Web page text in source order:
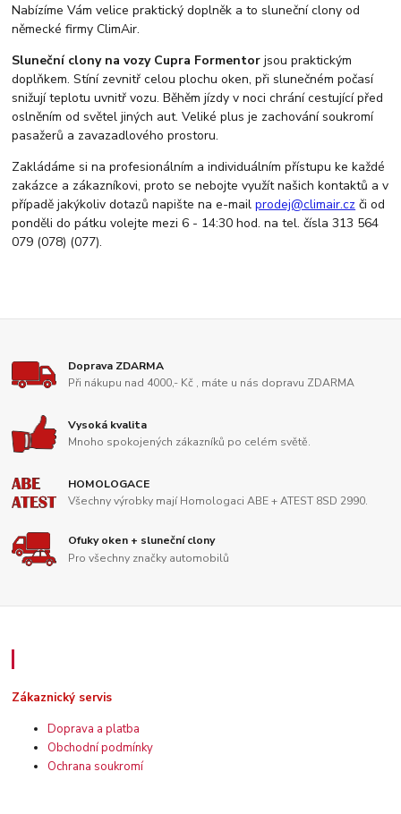
Nabízíme Vám velice praktický doplněk a to sluneční clony od
německé firmy ClimAir.
Sluneční clony na vozy Cupra Formentor jsou praktickým
doplňkem. Stíní zevnitř celou plochu oken, při slunečném počasí
snižují teplotu uvnitř vozu. Běhěm jízdy v noci chrání cestující před
oslněním od světel jiných aut. Veliké plus je zachování soukromí
pasažerů a zavazadlového prostoru.
Zakládáme si na profesionálním a individuálním přístupu ke každé
zakázce a zákazníkovi, proto se nebojte využít našich kontaktů a v
případě jakýkoliv dotazů napište na e-mailprodej@climair.cz či od
ponděli do pátku volejte mezi 6 - 14:30 hod. na tel. čísla 313 564
079 (078) (077).
Doprava ZDARMA
Při nákupu nad 4000,- Kč , máte u nás dopravu ZDARMA
Vysoká kvalita
Mnoho spokojených zákazníků po celém světě.
HOMOLOGACE
Všechny výrobky mají Homologaci ABE + ATEST 8SD 2990.
Ofuky oken + sluneční clony
Pro všechny značky automobilů
Zákaznický servis
Doprava a platba
Obchodní podmínky
Ochrana soukromí